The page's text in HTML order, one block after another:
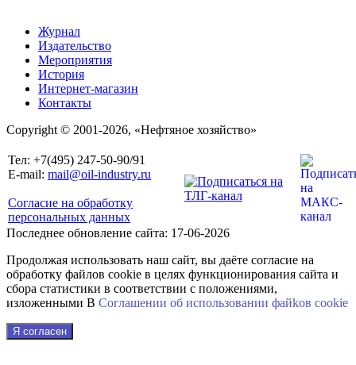
Журнал
Издательство
Мероприятия
История
Интернет-магазин
Контакты
Copyright © 2001-2026, «Нефтяное хозяйство»
Тел: +7(495) 247-50-90/91
E-mail: mail@oil-industry.ru
Согласие на обработку
персональных данных
Последнее обновление сайта: 17-06-2026
Продолжая использовать наш сайт, вы даёте согласие на
обработку файлов cookie в целях функционирования сайта и
сбора статистики в соответствии с положениями,
изложенными В Соглашении об использовании файkов cookie
Я согласен